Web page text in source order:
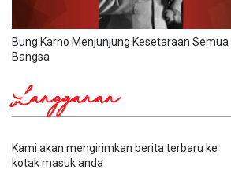
Bung Karno Menjunjung Kesetaraan Semua
Bangsa
Langganan
Kami akan mengirimkan berita terbaru ke
kotak masuk anda